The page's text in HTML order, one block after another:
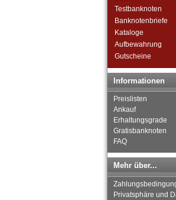
Besonderheiten
Deutsches
Testbanknoten
Banknotenbriefe
Kataloge
Aufbewahrung
Gutscheine
Informationen
Preislisten
Ankauf
Erhaltungsgrade
Gratisbanknoten
FAQ
Mehr über...
Privatsphäre und